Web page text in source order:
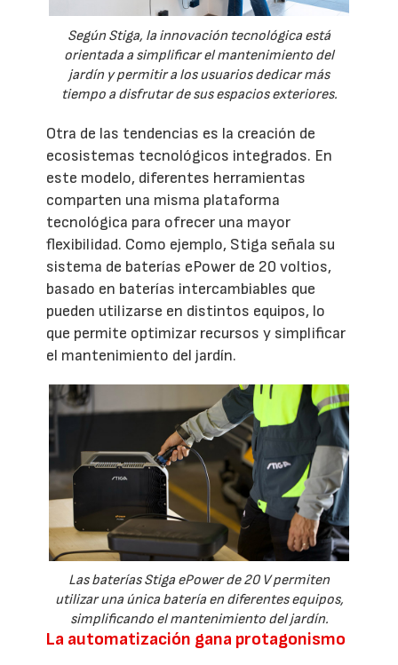
Según Stiga, la innovación tecnológica está
orientada a simplificar el mantenimiento del
jardín y permitir a los usuarios dedicar más
tiempo a disfrutar de sus espacios exteriores.
Otra de las tendencias es la creación de
ecosistemas tecnológicos integrados. En
este modelo, diferentes herramientas
comparten una misma plataforma
tecnológica para ofrecer una mayor
flexibilidad. Como ejemplo, Stiga señala su
sistema de baterías ePower de 20 voltios,
basado en baterías intercambiables que
pueden utilizarse en distintos equipos, lo
que permite optimizar recursos y simplificar
el mantenimiento del jardín.
Las baterías Stiga ePower de 20 V permiten
utilizar una única batería en diferentes equipos,
simplificando el mantenimiento del jardín.
La automatización gana protagonismo